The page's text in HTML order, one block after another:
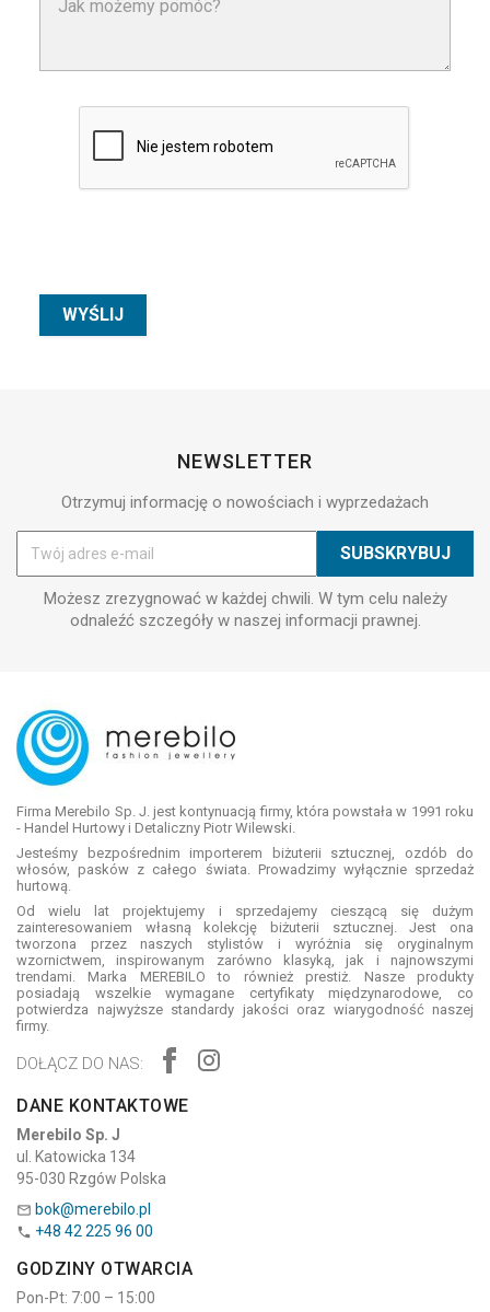
NEWSLETTER
Otrzymuj informację o nowościach i wyprzedażach
Możesz zrezygnować w każdej chwili. W tym celu należy
odnaleźć szczegóły w naszej informacji prawnej.
Firma Merebilo Sp. J. jest kontynuacją firmy, która powstała w 1991 roku
- Handel Hurtowy i Detaliczny Piotr Wilewski.
Jesteśmy bezpośrednim importerem biżuterii sztucznej, ozdób do
włosów, pasków z całego świata. Prowadzimy wyłącznie sprzedaż
hurtową.
Od wielu lat projektujemy i sprzedajemy cieszącą się dużym
zainteresowaniem własną kolekcję biżuterii sztucznej. Jest ona
tworzona przez naszych stylistów i wyróżnia się oryginalnym
wzornictwem, inspirowanym zarówno klasyką, jak i najnowszymi
trendami. Marka MEREBILO to również prestiż. Nasze produkty
posiadają wszelkie wymagane certyfikaty międzynarodowe, co
potwierdza najwyższe standardy jakości oraz wiarygodność naszej
firmy.
DOŁĄCZ DO NAS:
DANE KONTAKTOWE
Merebilo Sp. J
ul. Katowicka 134
95-030 Rzgów Polska
 bok@merebilo.pl
 +48 42 225 96 00
GODZINY OTWARCIA
Pon-Pt: 7:00 – 15:00